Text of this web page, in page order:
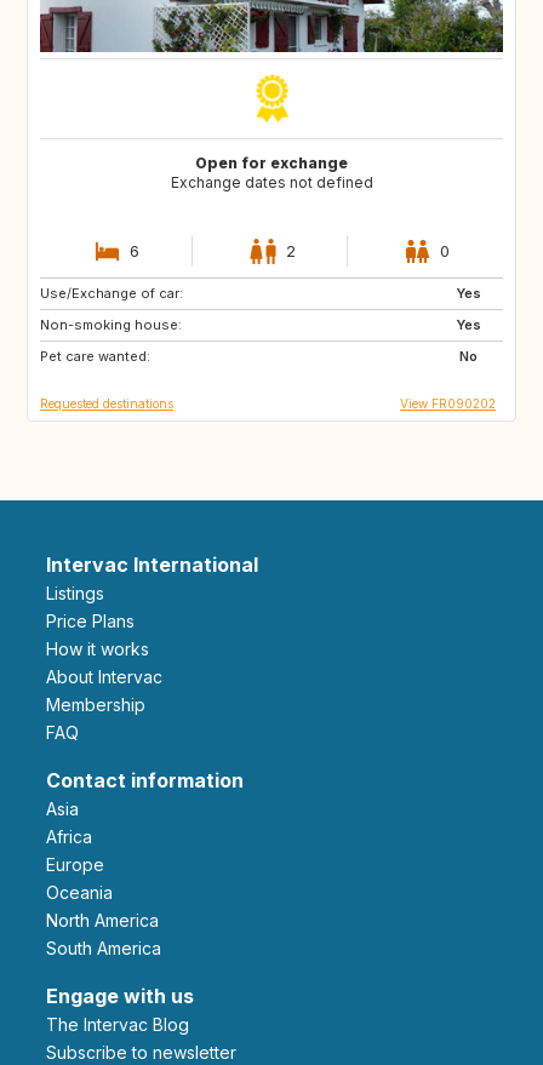
Open for exchange
Exchange dates not defined
6 2 0
Use/Exchange of car:
Yes
Non-smoking house:
Yes
Pet care wanted:
No
GB
Requested destinations View FR090202
Intervac International
Listings
Price Plans
How it works
About Intervac
Membership
FAQ
Contact information
Asia
Africa
Europe
Oceania
North America
South America
Engage with us
The Intervac Blog
Subscribe to newsletter